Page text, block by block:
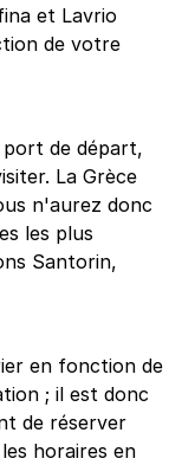
et Lavrio
de votre
de départ,
La Grèce
n'aurez donc
les plus
Santorin,
en fonction de
; il est donc
de réserver
horaires en